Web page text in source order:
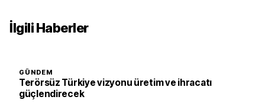
İlgili Haberler
GÜNDEM
Terörsüz Türkiye vizyonu üretim ve ihracatı
güçlendirecek